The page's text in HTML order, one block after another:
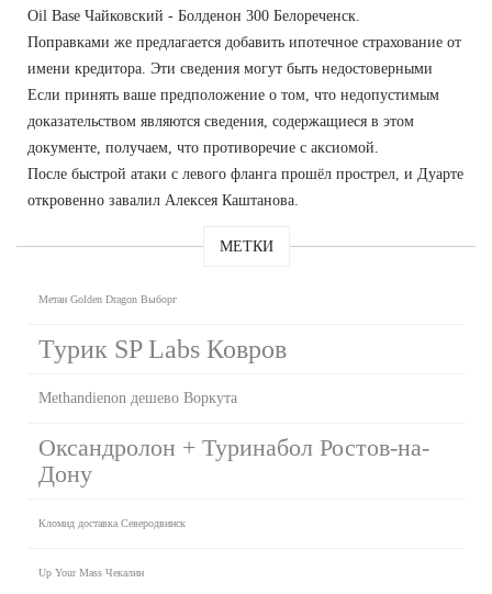
Oil Base Чайковский - Болденон 300 Белореченск.
Поправками же предлагается добавить ипотечное страхование от
имени кредитора. Эти сведения могут быть недостоверными
Если принять ваше предположение о том, что недопустимым
доказательством являются сведения, содержащиеся в этом
документе, получаем, что противоречие с аксиомой.
После быстрой атаки с левого фланга прошёл прострел, и Дуарте
откровенно завалил Алексея Каштанова.
МЕТКИ
Метан Golden Dragon Выборг
Турик SP Labs Ковров
Methandienon дешево Воркута
Оксандролон + Туринабол Ростов-на-
Дону
Кломид доставка Северодвинск
Up Your Mass Чекалин